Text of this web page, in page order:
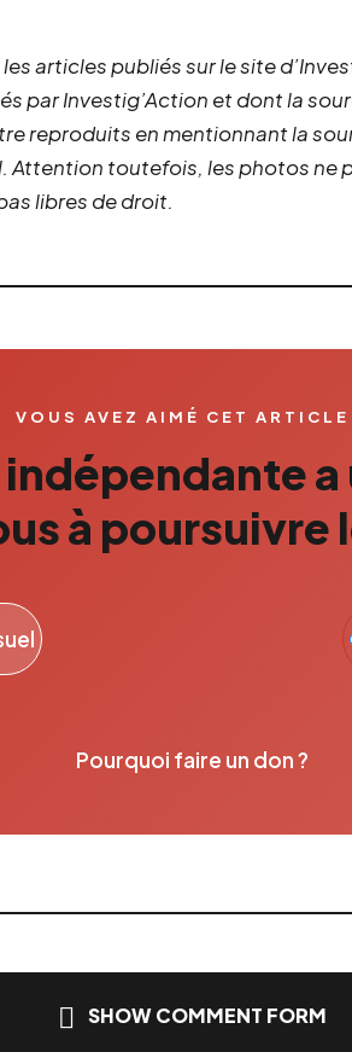
articles publiés sur le site
par Investig’Action et dont la
reproduits en mentionnant la
Attention toutefois, les photos ne
libres de droit.
VOUS AVEZ AIMÉ CET ARTICLE
indépendante a
à poursuivre
Pourquoi faire un don ?
SHOW COMMENT FORM